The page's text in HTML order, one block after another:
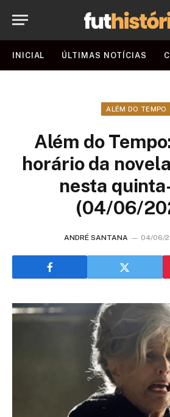
INICIAL ÚLTIMAS NOTÍCIAS
ALÉM DO TEMPO
Além do
horário da
nesta
(04/06/
ANDRÉ SANTANA 04/06/